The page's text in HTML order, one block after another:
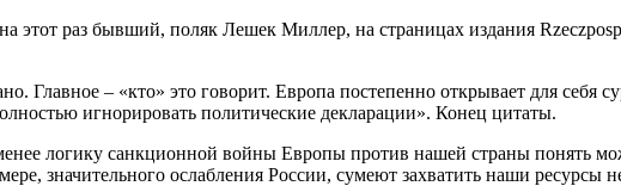
этот раз бывший, поляк Лешек Миллер, на страницах издания
Главное – «кто» это говорит. Европа постепенно открывает для
игнорировать политические декларации». Конец цитаты.
логику санкционной войны Европы против нашей страны понять
значительного ослабления России, сумеют захватить наши ресурсы